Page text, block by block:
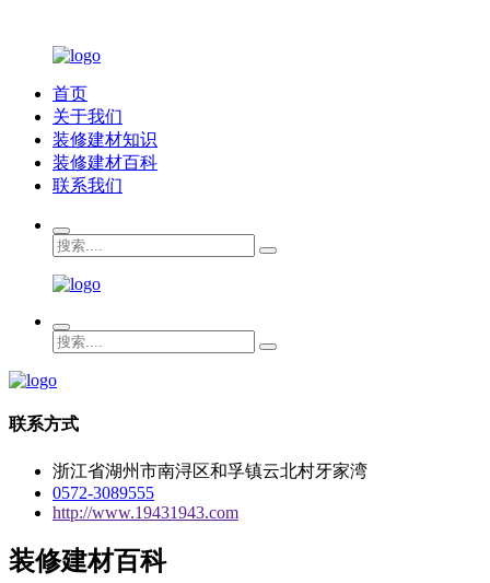
首页
关于我们
装修建材知识
装修建材百科
联系我们
联系方式
浙江省湖州市南浔区和孚镇云北村牙家湾
0572-3089555
http://www.19431943.com
装修建材百科